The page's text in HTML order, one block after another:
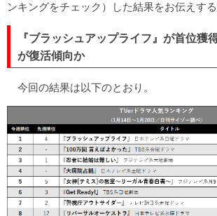
ンキングをチェック）した結果をお伝えする
『ブラッシュアップライフ』が首位
が復活傾向か
今回の結果は以下のとおり。